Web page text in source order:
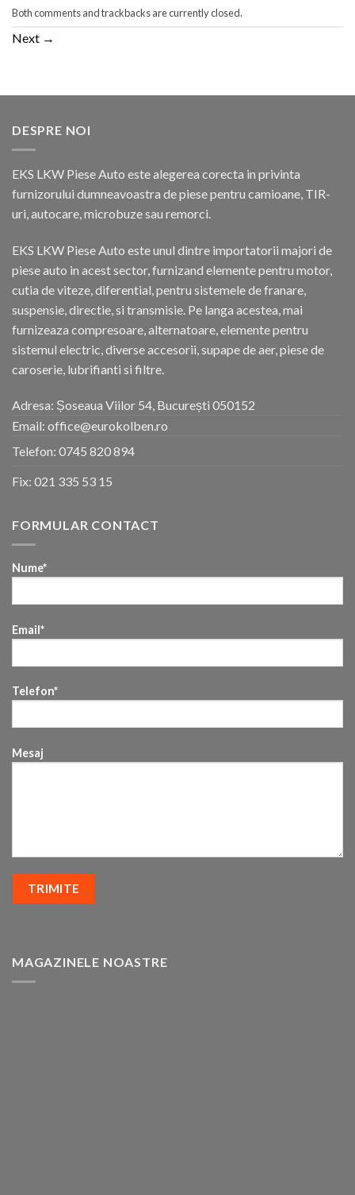
Both comments and trackbacks are currently closed.
Next →
DESPRE NOI
EKS LKW Piese Auto este alegerea corecta in privinta
furnizorului dumneavoastra de piese pentru camioane, TIR-
uri, autocare, microbuze sau remorci.
EKS LKW Piese Auto este unul dintre importatorii majori de
piese auto in acest sector, furnizand elemente pentru motor,
cutia de viteze, diferential, pentru sistemele de franare,
suspensie, directie, si transmisie. Pe langa acestea, mai
furnizeaza compresoare, alternatoare, elemente pentru
sistemul electric, diverse accesorii, supape de aer, piese de
caroserie, lubrifianti si filtre.
Adresa: Șoseaua Viilor 54, București 050152
Email: office@eurokolben.ro
Telefon: 0745 820 894
Fix: 021 335 53 15
FORMULAR CONTACT
Nume*
Email*
Telefon*
Mesaj
MAGAZINELE NOASTRE